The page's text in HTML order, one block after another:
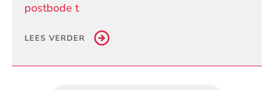
postbode t
LEES VERDER